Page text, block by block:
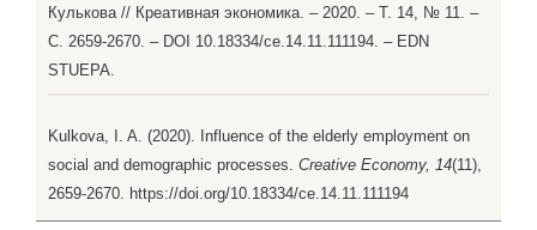
Кулькова // Креативная экономика. – 2020. – Т. 14, № 11. –
С. 2659-2670. – DOI 10.18334/ce.14.11.111194. – EDN
STUEPA.
Kulkova, I. A. (2020). Influence of the elderly employment on
social and demographic processes. Creative Economy, 14(11),
2659-2670. https://doi.org/10.18334/ce.14.11.111194